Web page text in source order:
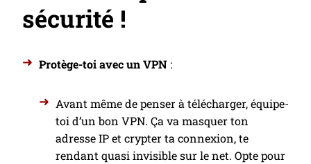
sécurité !
Protège-toi avec un VPN :
Avant même de penser à télécharger, équipe-
toi d’un bon VPN. Ça va masquer ton
adresse IP et crypter ta connexion, te
rendant quasi invisible sur le net. Opte pour